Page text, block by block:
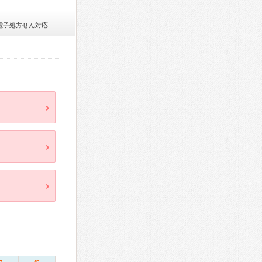
子処方せん対応